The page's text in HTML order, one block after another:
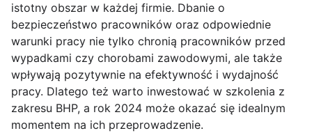
istotny obszar w każdej firmie. Dbanie o
bezpieczeństwo pracowników oraz odpowiednie
warunki pracy nie tylko chronią pracowników przed
wypadkami czy chorobami zawodowymi, ale także
wpływają pozytywnie na efektywność i wydajność
pracy. Dlatego też warto inwestować w szkolenia z
zakresu BHP, a rok 2024 może okazać się idealnym
momentem na ich przeprowadzenie.